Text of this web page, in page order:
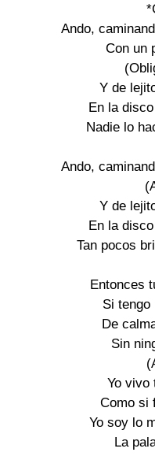
Ando,
Con un
Y de
En la
Nadie lo
Ando,
Y de
En la
Tan pocos
Entonces
Si tengo
De
Sin
Yo vivo
Como si
Yo soy lo
La